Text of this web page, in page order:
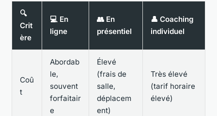
🔍
Crit
ère
💻 En
ligne
👥 En
présentiel
👤 Coaching
individuel
Coû
t
Abordab
le,
souvent
forfaitair
e
Élevé
(frais de
salle,
déplacem
ent)
Très élevé
(tarif horaire
élevé)